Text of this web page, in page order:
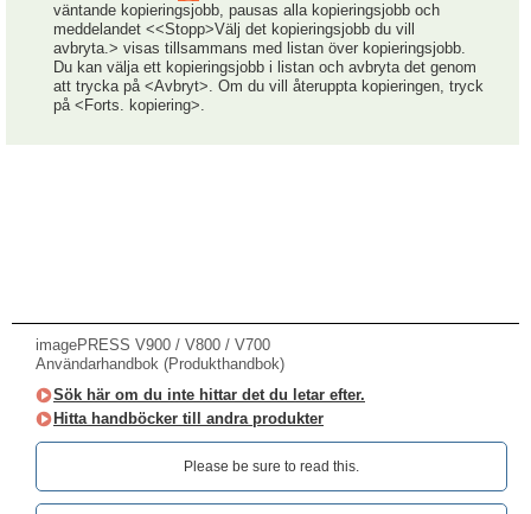
väntande kopieringsjobb, pausas alla kopieringsjobb och
meddelandet <<Stopp>Välj det kopieringsjobb du vill
avbryta.> visas tillsammans med listan över kopieringsjobb.
Du kan välja ett kopieringsjobb i listan och avbryta det genom
att trycka på <Avbryt>. Om du vill återuppta kopieringen, tryck
på <Forts. kopiering>.
imagePRESS V900 / V800 / V700
Användarhandbok (Produkthandbok)
Sök här om du inte hittar det du letar efter.
Hitta handböcker till andra produkter
Please be sure to read this.‎